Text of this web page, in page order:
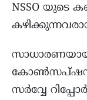
NSSO യുടെ
കോൺസപ്‌ഷൻ
സർവ്വേ